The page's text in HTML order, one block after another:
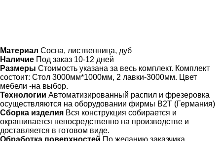
Материал Сосна, лиственница, дуб
Наличие Под заказ 10-12 дней
Размеры Стоимость указана за весь комплект. Комплект
состоит: Стол 3000мм*1000мм, 2 лавки-3000мм. Цвет
мебели -на выбор.
Технологии Автоматизированный распил и фрезеровка
осуществляются на оборудовании фирмы B2T (Германия)
Сборка изделия Вся конструкция собирается и
окрашивается непосредственно на производстве и
доставляется в готовом виде.
Обработка поверхностей По желанию заказчика